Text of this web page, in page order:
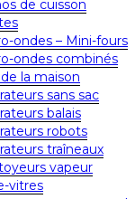
de cuisson
ondes – Mini-fours
ondes combinés
la maison
sans sac
balais
robots
traîneaux
vapeur
vitres